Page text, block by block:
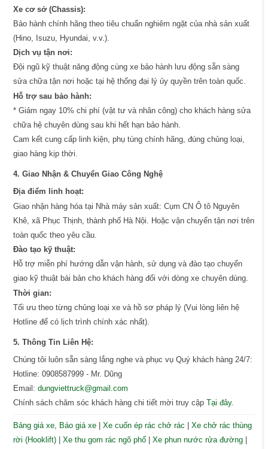
Xe cơ sở (Chassis):
Bảo hành chính hãng theo tiêu chuẩn nghiêm ngặt của nhà sản xuất
(Hino, Isuzu, Hyundai, v.v.).
Dịch vụ tận nơi:
Đội ngũ kỹ thuật năng động cùng xe bảo hành lưu động sẵn sàng
sửa chữa tận nơi hoặc tại hệ thống đại lý ủy quyền trên toàn quốc.
Hỗ trợ sau bảo hành:
* Giảm ngay 10% chi phí (vật tư và nhân công) cho khách hàng sửa
chữa hệ chuyên dùng sau khi hết hạn bảo hành.
Cam kết cung cấp linh kiện, phụ tùng chính hãng, đúng chủng loại,
giao hàng kịp thời.
4. Giao Nhận & Chuyển Giao Công Nghệ
Địa điểm linh hoạt:
Giao nhận hàng hóa tại Nhà máy sản xuất: Cụm CN Ô tô Nguyên
Khê, xã Phục Thịnh, thành phố Hà Nội. Hoặc vận chuyển tận nơi trên
toàn quốc theo yêu cầu.
Đào tạo kỹ thuật:
Hỗ trợ miễn phí hướng dẫn vận hành, sử dụng và đào tạo chuyển
giao kỹ thuật bài bản cho khách hàng đối với dòng xe chuyên dùng.
Thời gian:
Tối ưu theo từng chủng loại xe và hồ sơ pháp lý (Vui lòng liên hệ
Hotline để có lịch trình chính xác nhất).
5. Thông Tin Liên Hệ:
Chúng tôi luôn sẵn sàng lắng nghe và phục vụ Quý khách hàng 24/7:
Hotline: 0908587999 - Mr. Dũng
Email: dungviettruck@gmail.com
Chính sách chăm sóc khách hàng chi tiết mời truy cập Tại đây.
Bảng giá xe, Báo giá xe Xe cuốn ép rác chở rác
Xe chở rác thùng
rời (Hooklift)
Xe thu gom rác ngõ phố Xe phun nước rửa đường